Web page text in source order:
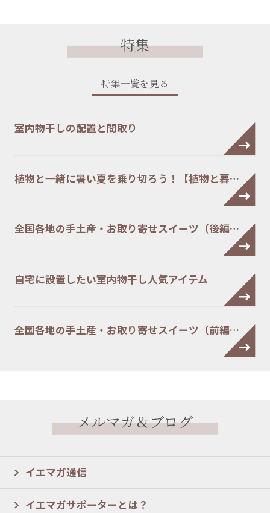
特集
特集一覧を見る
室内物干しの配置と間取り
植物と一緒に暑い夏を乗り切ろう！【植物と暮…
全国各地の手土産・お取り寄せスイーツ（後編…
自宅に設置したい室内物干し人気アイテム
全国各地の手土産・お取り寄せスイーツ（前編…
メルマガ＆ブログ
イエマガ通信
イエマガサポーターとは？